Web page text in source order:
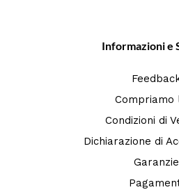
Informazioni e
Compriamo
Condizioni di
Dichiarazione di
Garanzie